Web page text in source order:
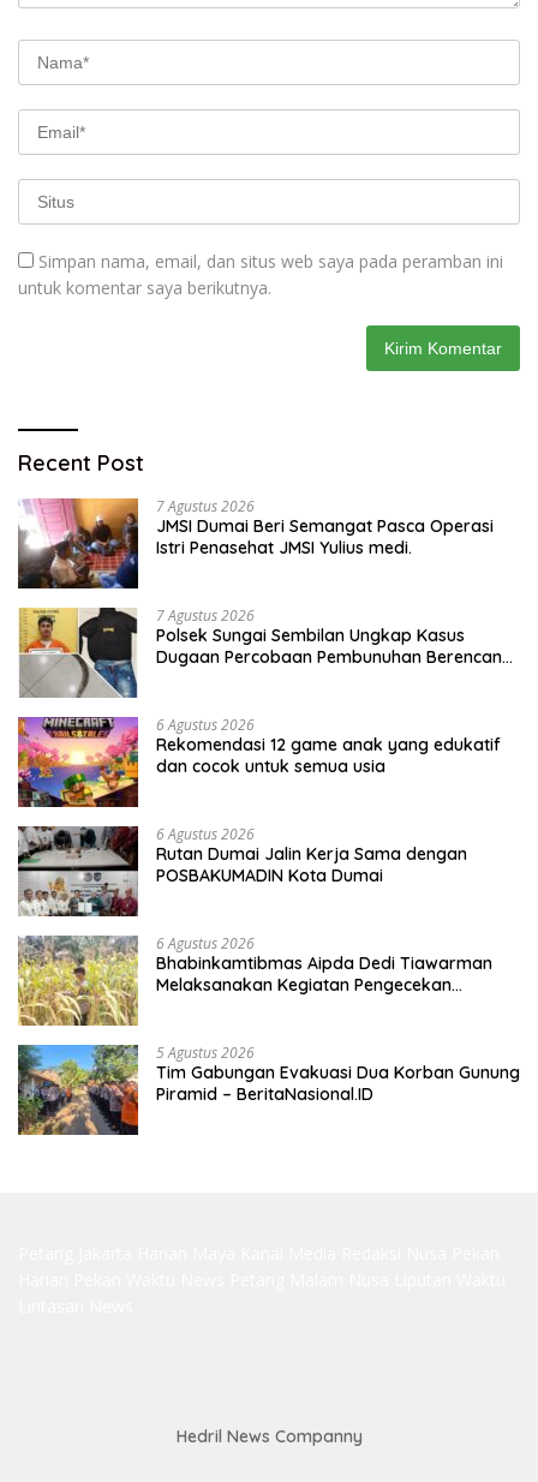
Simpan nama, email, dan situs web saya pada peramban ini
untuk komentar saya berikutnya.
Recent Post
7 Agustus 2026
JMSI Dumai Beri Semangat Pasca Operasi
Istri Penasehat JMSI Yulius medi.
7 Agustus 2026
Polsek Sungai Sembilan Ungkap Kasus
Dugaan Percobaan Pembunuhan Berencana,
6 Agustus 2026
Rekomendasi 12 game anak yang edukatif
dan cocok untuk semua usia
6 Agustus 2026
Rutan Dumai Jalin Kerja Sama dengan
POSBAKUMADIN Kota Dumai
6 Agustus 2026
Bhabinkamtibmas Aipda Dedi Tiawarman
Melaksanakan Kegiatan Pengecekan
5 Agustus 2026
Tim Gabungan Evakuasi Dua Korban Gunung
Piramid – BeritaNasional.ID
Hedril News Companny